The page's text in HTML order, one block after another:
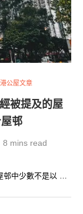
公屋文章
被提及的屋
邨
8 mins read
邨中少數不是以 …